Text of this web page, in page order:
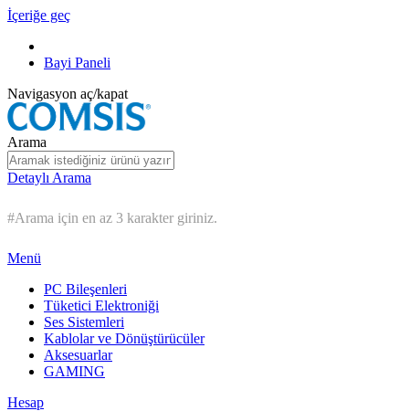
İçeriğe geç
Bayi Paneli
Navigasyon aç/kapat
Arama
Detaylı Arama
#Arama için en az 3 karakter giriniz.
Menü
PC Bileşenleri
Tüketici Elektroniği
Ses Sistemleri
Kablolar ve Dönüştürücüler
Aksesuarlar
GAMING
Hesap